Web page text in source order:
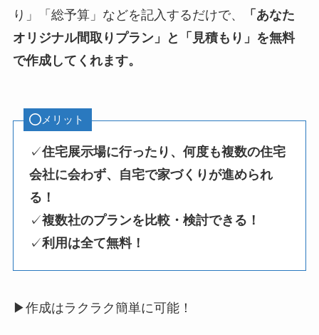
り」「総予算」などを記入するだけで、
「あなた
オリジナル間取りプラン」と「見積もり」を無料
で作成してくれます。
メリット
✓住宅展示場に行ったり、何度も複数の住宅
会社に会わず、自宅で家づくりが進められ
る！
✓複数社のプランを比較・検討できる！
✓利用は全て無料！
▶作成はラクラク簡単に可能！